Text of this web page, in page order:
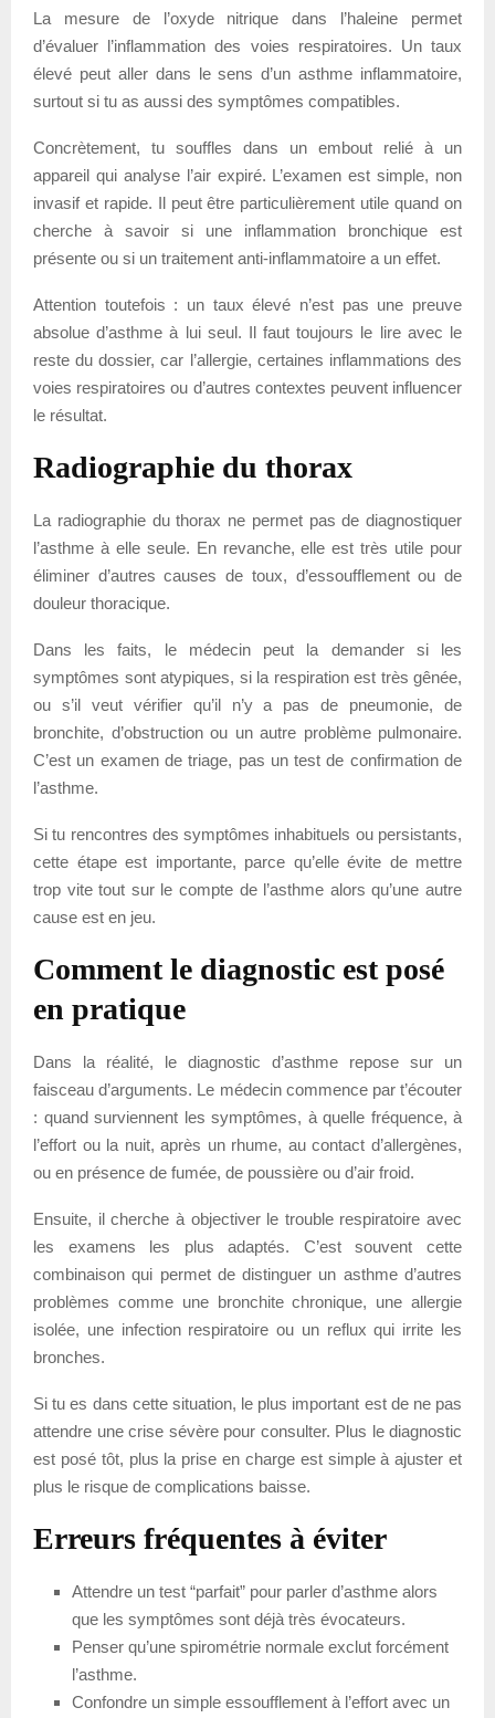
La mesure de l’oxyde nitrique dans l’haleine permet
d’évaluer l’inflammation des voies respiratoires. Un taux
élevé peut aller dans le sens d’un asthme inflammatoire,
surtout si tu as aussi des symptômes compatibles.
Concrètement, tu souffles dans un embout relié à un
appareil qui analyse l’air expiré. L’examen est simple, non
invasif et rapide. Il peut être particulièrement utile quand on
cherche à savoir si une inflammation bronchique est
présente ou si un traitement anti-inflammatoire a un effet.
Attention toutefois : un taux élevé n’est pas une preuve
absolue d’asthme à lui seul. Il faut toujours le lire avec le
reste du dossier, car l’allergie, certaines inflammations des
voies respiratoires ou d’autres contextes peuvent influencer
le résultat.
Radiographie du thorax
La radiographie du thorax ne permet pas de diagnostiquer
l’asthme à elle seule. En revanche, elle est très utile pour
éliminer d’autres causes de toux, d’essoufflement ou de
douleur thoracique.
Dans les faits, le médecin peut la demander si les
symptômes sont atypiques, si la respiration est très gênée,
ou s’il veut vérifier qu’il n’y a pas de pneumonie, de
bronchite, d’obstruction ou un autre problème pulmonaire.
C’est un examen de triage, pas un test de confirmation de
l’asthme.
Si tu rencontres des symptômes inhabituels ou persistants,
cette étape est importante, parce qu’elle évite de mettre
trop vite tout sur le compte de l’asthme alors qu’une autre
cause est en jeu.
Comment le diagnostic est posé
en pratique
Dans la réalité, le diagnostic d’asthme repose sur un
faisceau d’arguments. Le médecin commence par t’écouter
: quand surviennent les symptômes, à quelle fréquence, à
l’effort ou la nuit, après un rhume, au contact d’allergènes,
ou en présence de fumée, de poussière ou d’air froid.
Ensuite, il cherche à objectiver le trouble respiratoire avec
les examens les plus adaptés. C’est souvent cette
combinaison qui permet de distinguer un asthme d’autres
problèmes comme une bronchite chronique, une allergie
isolée, une infection respiratoire ou un reflux qui irrite les
bronches.
Si tu es dans cette situation, le plus important est de ne pas
attendre une crise sévère pour consulter. Plus le diagnostic
est posé tôt, plus la prise en charge est simple à ajuster et
plus le risque de complications baisse.
Erreurs fréquentes à éviter
Attendre un test “parfait” pour parler d’asthme alors
que les symptômes sont déjà très évocateurs.
Penser qu’une spirométrie normale exclut forcément
l’asthme.
Confondre un simple essoufflement à l’effort avec un